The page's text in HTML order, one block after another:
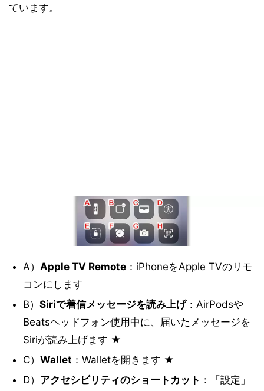
ています。
A） Apple TV Remote：iPhoneをApple TVのリモ
コンにします
B） Siriで着信メッセージを読み上げ：AirPodsや
Beatsヘッドフォン使用中に、届いたメッセージを
Siriが読み上げます ★
C） Wallet ：Walletを開きます ★
D） アクセシビリティのショートカット ：「設定」